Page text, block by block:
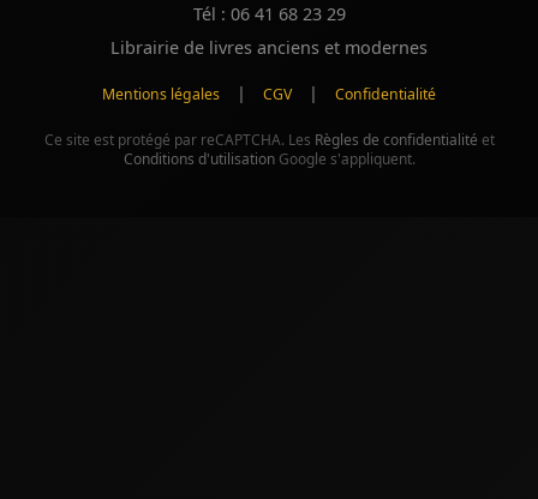
Tél : 06 41 68 23 29
Librairie de livres anciens et modernes
Mentions légales | CGV | Confidentialité
Ce site est protégé par reCAPTCHA. Les Règles de confidentialité et
Conditions d'utilisationGoogle s'appliquent.